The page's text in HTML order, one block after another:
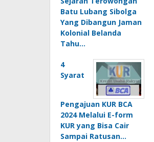
Batu Lubang Sibolga
Yang Dibangun Jaman
Kolonial Belanda
Tahu…
4
Syarat
Pengajuan KUR BCA
2024 Melalui E-form
KUR yang Bisa Cair
Sampai Ratusan…